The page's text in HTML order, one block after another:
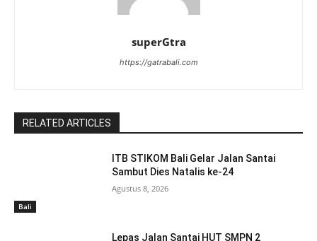
superGtra
https://gatrabali.com
RELATED ARTICLES
Bali
ITB STIKOM Bali Gelar Jalan Santai
Sambut Dies Natalis ke-24
Agustus 8, 2026
Lepas Jalan Santai HUT SMPN 2